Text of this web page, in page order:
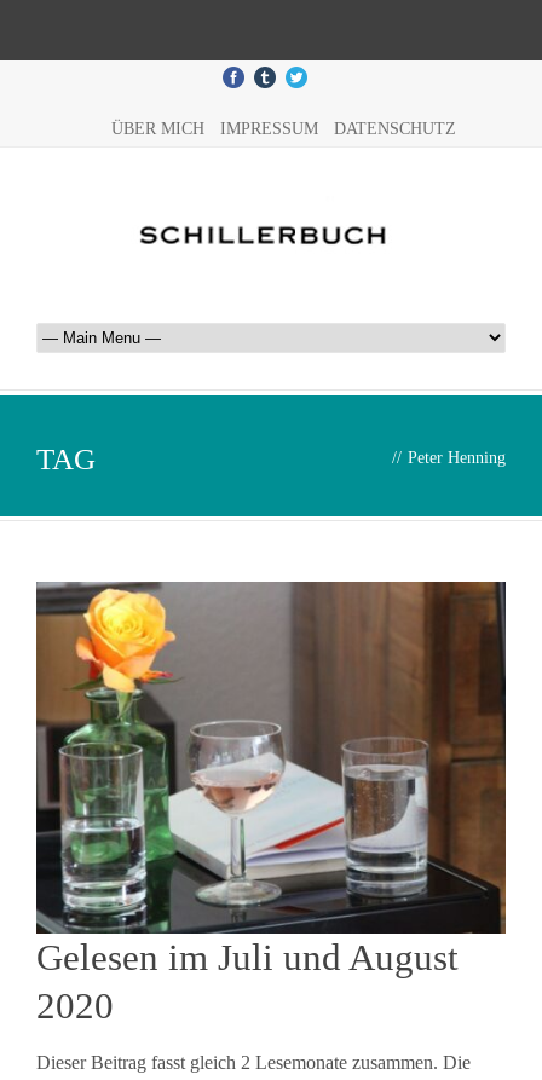
ÜBER MICH IMPRESSUM DATENSCHUTZ
TAG // Peter Henning
Gelesen im Juli und August
2020
Dieser Beitrag fasst gleich 2 Lesemonate zusammen. Die